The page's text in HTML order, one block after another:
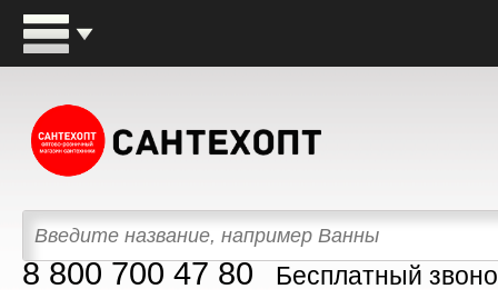
8 800 700 47 80 Бесплатный